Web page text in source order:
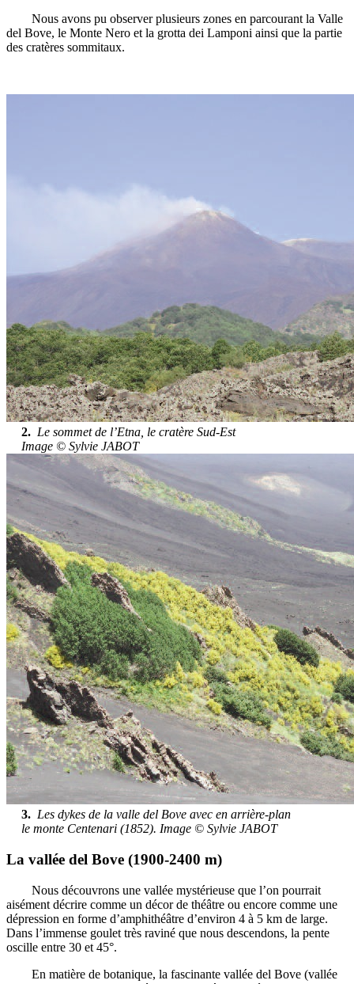
Nous avons pu observer plusieurs zones en parcourant la Valle
del Bove, le Monte Nero et la grotta dei Lamponi ainsi que la partie
des cratères sommitaux.
2.Le sommet de l’Etna, le cratère Sud-Est
Image © Sylvie JABOT
3.Les dykes de la valle del Bove avec en arrière-plan
le monte Centenari (1852). Image © Sylvie JABOT
La vallée del Bove (1900-2400 m)
Nous découvrons une vallée mystérieuse que l’on pourrait
aisément décrire comme un décor de théâtre ou encore comme une
dépression en forme d’amphithéâtre d’environ 4 à 5 km de large.
Dans l’immense goulet très raviné que nous descendons, la pente
oscille entre 30 et 45°.
En matière de botanique, la fascinante vallée del Bove (vallée